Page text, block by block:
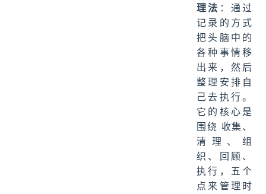
理法 ：通过
记录的方式
把头脑中的
各种事情移
出来，然后
整理安排自
己去执行。
它的核心是
围绕 收集、
清理、组
织、回顾、
执行，五个
点来管理时